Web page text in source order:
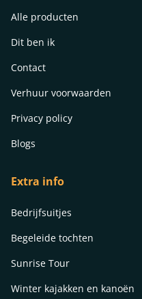
Alle producten
Dit ben ik
Contact
Verhuur voorwaarden
Privacy policy
Blogs
Extra info
Bedrijfsuitjes
Begeleide tochten
Sunrise Tour
Winter kajakken en kanoën